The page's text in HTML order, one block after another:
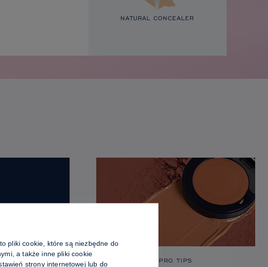
NATURAL CONCEALER
PRO TIPS
pliki cookie, które są niezbędne do
a także inne pliki cookie
strony internetowej lub do